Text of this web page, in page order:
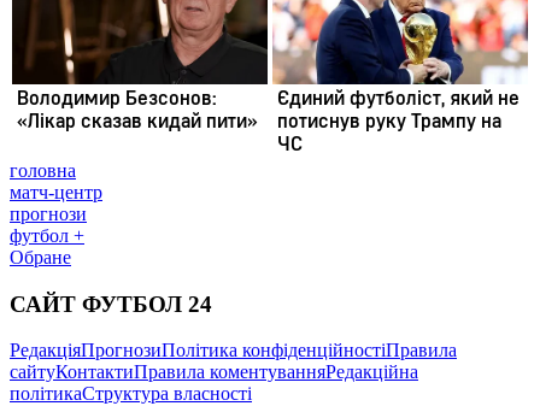
головна
матч-центр
прогнози
футбол +
Обране
САЙТ ФУТБОЛ 24
РедакціяПрогнозиПолітика конфіденційностіПравила
сайтуКонтактиПравила коментуванняРедакційна
політикаСтруктура власності